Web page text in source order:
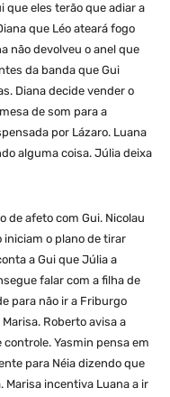
que eles terão que adiar a
que Léo ateará fogo
não devolveu o anel que
da banda que Gui
Diana decide vender o
de som para a
por Lázaro. Luana
alguma coisa. Júlia deixa
de afeto com Gui. Nicolau
iniciam o plano de tirar
a Gui que Júlia a
falar com a filha de
para não ir a Friburgo
Roberto avisa a
controle. Yasmin pensa em
para Néia dizendo que
Marisa incentiva Luana a ir